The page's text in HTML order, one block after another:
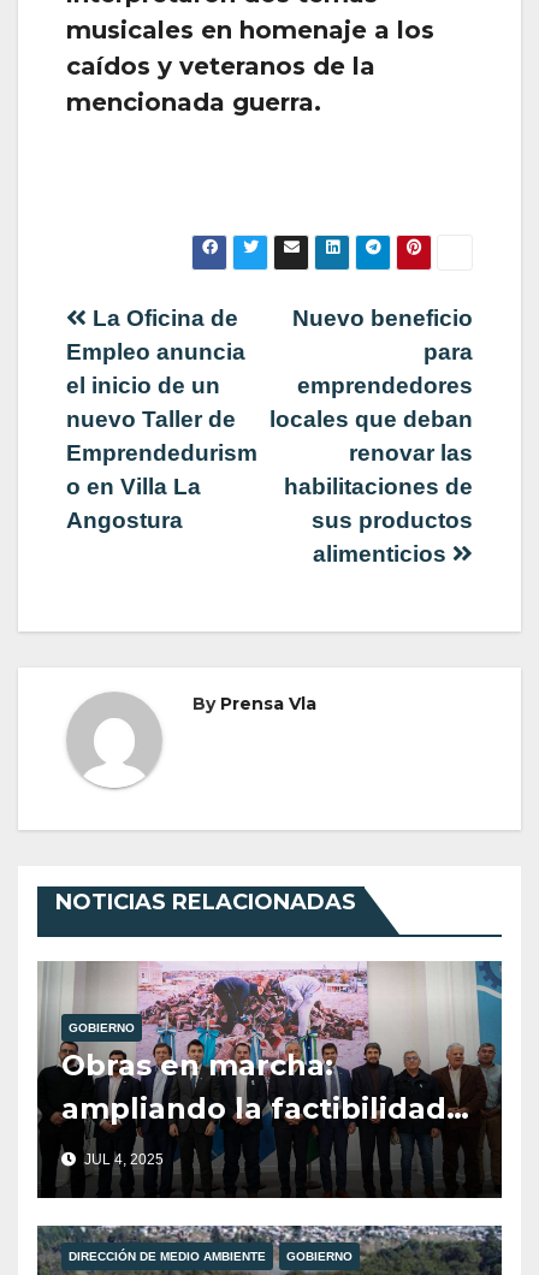
musicales en homenaje a los
caídos y veteranos de la
mencionada guerra.
Navegación
de
entradas
Nuevo beneficio
para
emprendedores
locales que deban
renovar las
habilitaciones de
sus productos
alimenticios
La Oficina de
Empleo anuncia
el inicio de un
nuevo Taller de
Emprendedurism
o en Villa La
Angostura
By Prensa Vla
NOTICIAS RELACIONADAS
GOBIERNO
Obras en marcha:
ampliando la factibilidad
de gas en Villa La
Angostura.
JUL 4, 2025
DIRECCIÓN DE MEDIO AMBIENTE GOBIERNO